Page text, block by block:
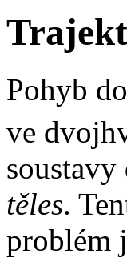
Pohyb
ve
těles.
problém